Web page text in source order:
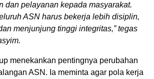
dan pelayanan kepada masyarakat.
ASN harus bekerja lebih disiplin,
menjunjung tinggi integritas,” tegas
menekankan pentingnya perubahan
ASN. Ia meminta agar pola kerja